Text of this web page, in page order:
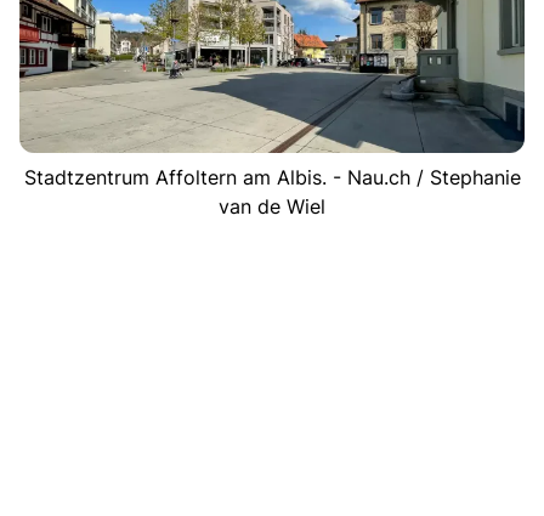
Stadtzentrum Affoltern am Albis. - Nau.ch / Stephanie
van de Wiel